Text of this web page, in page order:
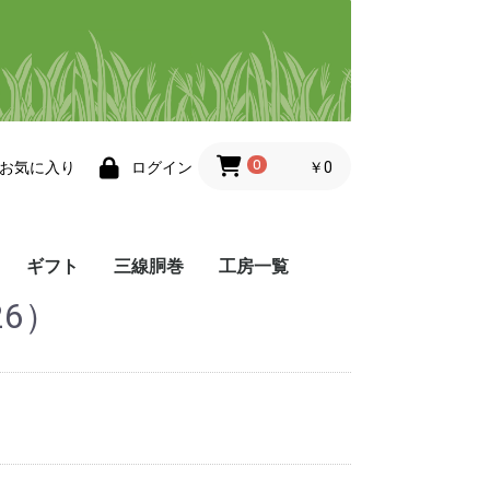
お気に入り ログイン 0 ￥0
物
ギフト 三線胴巻 工房一覧